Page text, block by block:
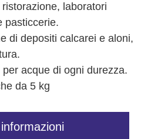
laboratori
pasticcerie.
di depositi calcarei e aloni,
acque di ogni durezza.
da 5 kg